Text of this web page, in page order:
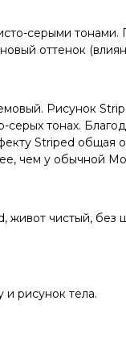
серыми тонами.
оттенок
Рисунок
серых тонах.
Striped общая
чем у обычной
живот чистый, без
и рисунок тела.